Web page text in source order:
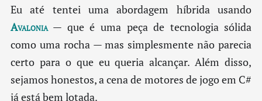
Eu até tentei uma abordagem híbrida usando
Avalonia— que é uma peça de tecnologia sólida
como uma rocha — mas simplesmente não parecia
certo para o que eu queria alcançar. Além disso,
sejamos honestos, a cena de motores de jogo em C#
já está bem lotada.